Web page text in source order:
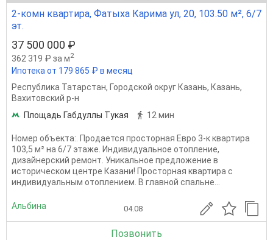
2-комн квартира, Фатыха Карима ул, 20, 103.50 м², 6/7
эт.
37 500 000 ₽
362 319 ₽ за м2
Ипотека от 179 865 ₽ в месяц
Республика Татарстан, Городской округ Казань, Казань,
Вахитовский р-н
Площадь Габдуллы Тукая
12 мин
Номер объекта:. Продается просторная Евро 3-к квартира
103,5 м² на 6/7 этаже. Индивидуальное отопление,
дизайнерский ремонт. Уникальное предложение в
историческом центре Казани! Просторная квартира с
индивидуальным отоплением. В главной спальне...
Альбина 04.08
Позвонить